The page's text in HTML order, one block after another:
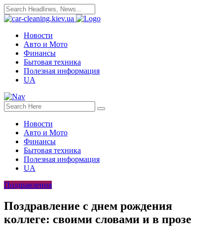
Новости
Авто и Мото
Финансы
Бытовая техника
Полезная информация
UA
Новости
Авто и Мото
Финансы
Бытовая техника
Полезная информация
UA
Поздравления
Поздравление с днем рождения
коллеге: своими словами и в прозе